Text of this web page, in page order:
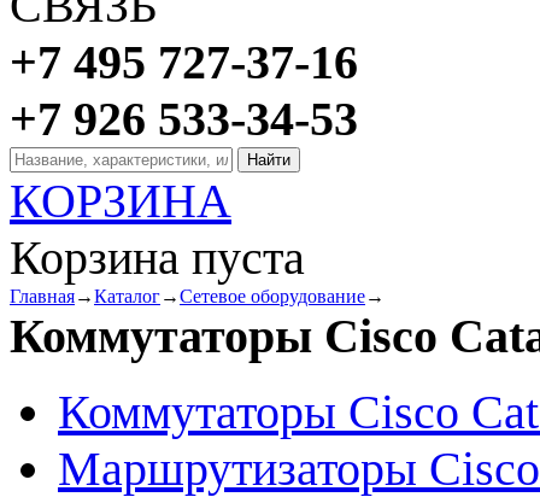
+7 495 727-37-16
+7 926 533-34-53
КОРЗИНА
Корзина пуста
Главная→Каталог→Сетевое оборудование→
Коммутаторы Cisco
Коммутаторы Cisco
Маршрутизаторы Cisco